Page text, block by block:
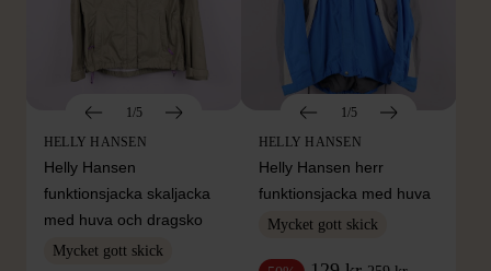
1/5
HELLY HANSEN
Helly Hansen
funktionsjacka skaljacka
med huva och dragsko
Mycket gott skick
1/5
HELLY HANSEN
Helly Hansen herr
funktionsjacka med huva
Mycket gott skick